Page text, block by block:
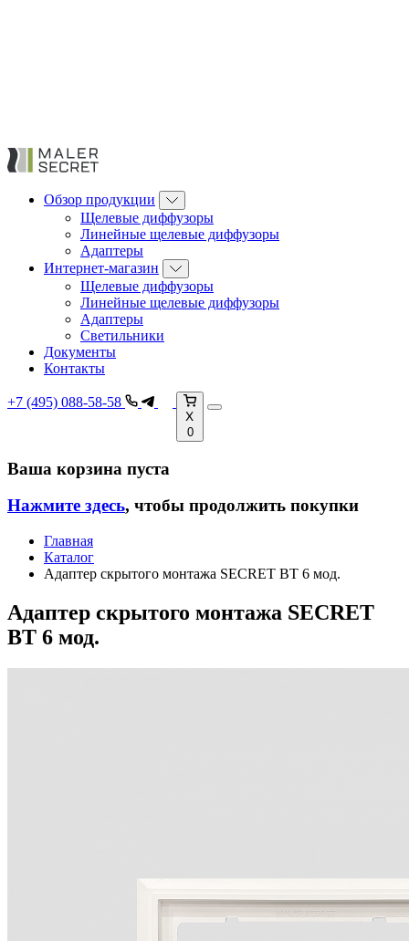
Обзор продукции
Щелевые диффузоры
Линейные щелевые диффузоры
Адаптеры
Интернет-магазин
Щелевые диффузоры
Линейные щелевые диффузоры
Адаптеры
Светильники
Документы
Контакты
+7 (495) 088-58-58
0
Ваша корзина пуста
Нажмите здесь, чтобы продолжить покупки
Главная
Каталог
Адаптер скрытого монтажа SECRET BT 6 мод.
Адаптер скрытого монтажа SECRET
BT 6 мод.